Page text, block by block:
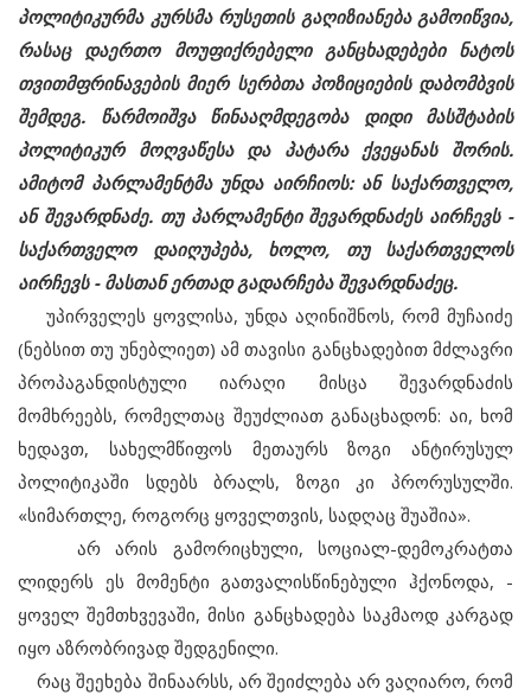
პოლიტიკურმა კურსმა რუსეთის გაღიზიანება გამოიწვია,
რასაც დაერთო მოუფიქრებელი განცხადებები ნატოს
თვითმფრინავების მიერ სერბთა პოზიციების დაბომბვის
შემდეგ. წარმოიშვა წინააღმდეგობა დიდი მასშტაბის
პოლიტიკურ მოღვაწესა და პატარა ქვეყანას შორის.
ამიტომ პარლამენტმა უნდა აირჩიოს: ან საქართველო,
ან შევარდნაძე. თუ პარლამენტი შევარდნაძეს აირჩევს -
საქართველო დაიღუპება, ხოლო, თუ საქართველოს
აირჩევს - მასთან ერთად გადარჩება შევარდნაძეც.
უპირველეს ყოვლისა, უნდა აღინიშნოს, რომ მუჩაიძე
(ნებსით თუ უნებლიეთ) ამ თავისი განცხადებით მძლავრი
პროპაგანდისტული იარაღი მისცა შევარდნაძის
მომხრეებს, რომელთაც შეუძლიათ განაცხადონ: აი, ხომ
ხედავთ, სახელმწიფოს მეთაურს ზოგი ანტირუსულ
პოლიტიკაში სდებს ბრალს, ზოგი კი პრორუსულში.
«სიმართლე, როგორც ყოველთვის, სადღაც შუაშია».
არ არის გამორიცხული, სოციალ-დემოკრატთა
ლიდერს ეს მომენტი გათვალისწინებული ჰქონოდა, -
ყოველ შემთხვევაში, მისი განცხადება საკმაოდ კარგად
იყო აზრობრივად შედგენილი.
რაც შეეხება შინაარსს, არ შეიძლება არ ვაღიარო, რომ